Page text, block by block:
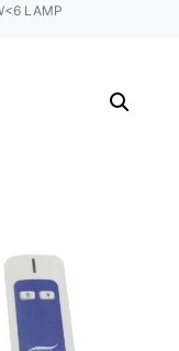
LAMP